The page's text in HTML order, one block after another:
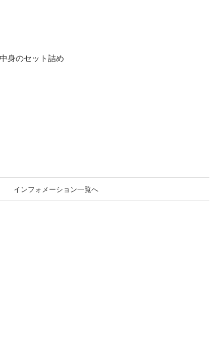
身のセット詰め
インフォメーション一覧へ